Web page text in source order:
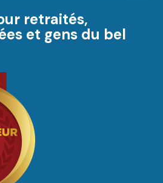
retraités,
et gens du bel